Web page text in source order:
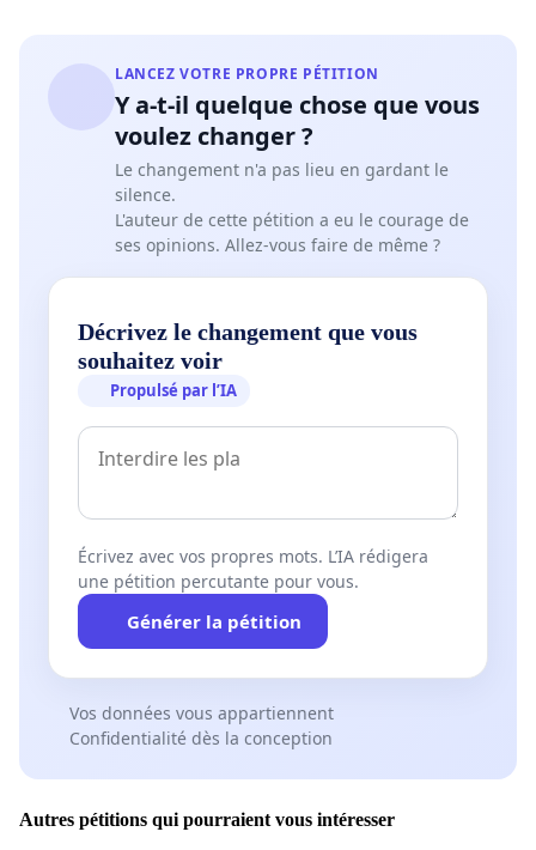
LANCEZ VOTRE PROPRE PÉTITION
Y a-t-il quelque chose que vous
voulez changer ?
Le changement n'a pas lieu en gardant le
silence.
L'auteur de cette pétition a eu le courage de
ses opinions. Allez-vous faire de même ?
Décrivez le changement que vous
souhaitez voir
Propulsé par l’IA
Écrivez avec vos propres mots. L’IA rédigera
une pétition percutante pour vous.
Générer la pétition
Vos données vous appartiennent
Confidentialité dès la conception
Autres pétitions qui pourraient vous intéresser